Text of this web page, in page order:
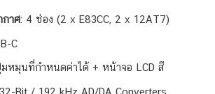
าศ: 4 ช่อง (2 x E83CC, 2 x 12AT7)
C
หมุนที่กำหนดค่าได้ + หน้าจอ LCD สี
32-Bit / 192 kHz AD/DA Converters